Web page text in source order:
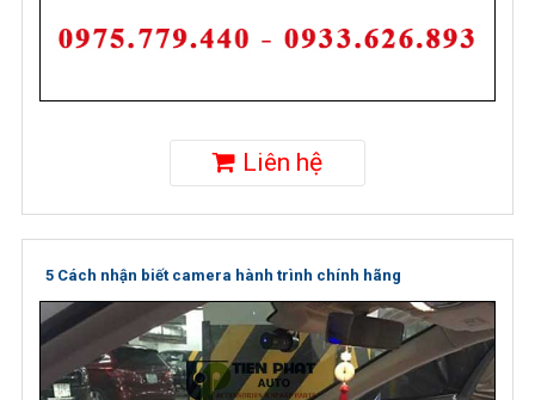
Liên hệ
5 Cách nhận biết camera hành trình chính hãng